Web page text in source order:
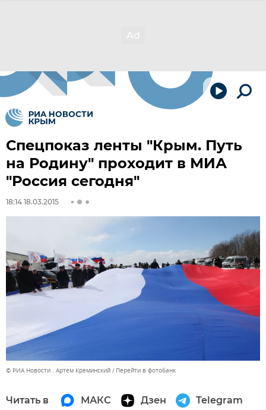
Спецпоказ ленты "Крым. Путь
на Родину" проходит в МИА
"Россия сегодня"
18:14 18.03.2015
© РИА Новости . Артем Креминский Перейти в фотобанк
Читать в МАКС Дзен Telegram